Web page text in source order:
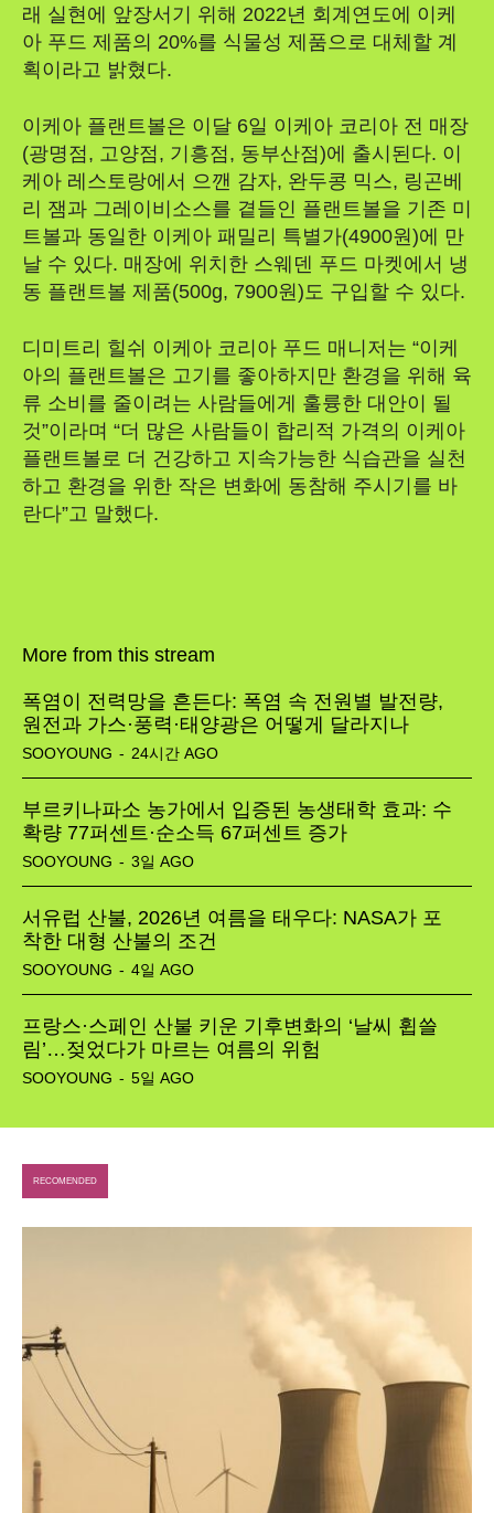
래 실현에 앞장서기 위해 2022년 회계연도에 이케
아 푸드 제품의 20%를 식물성 제품으로 대체할 계
획이라고 밝혔다.
이케아 플랜트볼은 이달 6일 이케아 코리아 전 매장
(광명점, 고양점, 기흥점, 동부산점)에 출시된다. 이
케아 레스토랑에서 으깬 감자, 완두콩 믹스, 링곤베
리 잼과 그레이비소스를 곁들인 플랜트볼을 기존 미
트볼과 동일한 이케아 패밀리 특별가(4900원)에 만
날 수 있다. 매장에 위치한 스웨덴 푸드 마켓에서 냉
동 플랜트볼 제품(500g, 7900원)도 구입할 수 있다.
디미트리 힐쉬 이케아 코리아 푸드 매니저는 “이케
아의 플랜트볼은 고기를 좋아하지만 환경을 위해 육
류 소비를 줄이려는 사람들에게 훌륭한 대안이 될
것”이라며 “더 많은 사람들이 합리적 가격의 이케아
플랜트볼로 더 건강하고 지속가능한 식습관을 실천
하고 환경을 위한 작은 변화에 동참해 주시기를 바
란다”고 말했다.
More from this stream
폭염이 전력망을 흔든다: 폭염 속 전원별 발전량,
원전과 가스·풍력·태양광은 어떻게 달라지나
SOOYOUNG - 24시간 AGO
부르키나파소 농가에서 입증된 농생태학 효과: 수
확량 77퍼센트·순소득 67퍼센트 증가
SOOYOUNG - 3일 AGO
서유럽 산불, 2026년 여름을 태우다: NASA가 포
착한 대형 산불의 조건
SOOYOUNG - 4일 AGO
프랑스·스페인 산불 키운 기후변화의 ‘날씨 휩쓸
림’…젖었다가 마르는 여름의 위험
SOOYOUNG - 5일 AGO
RECOMENDED